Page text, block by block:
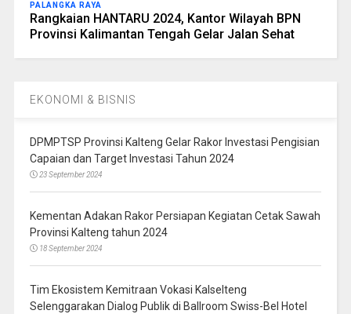
PALANGKA RAYA
Rangkaian HANTARU 2024, Kantor Wilayah BPN
Provinsi Kalimantan Tengah Gelar Jalan Sehat
EKONOMI & BISNIS
DPMPTSP Provinsi Kalteng Gelar Rakor Investasi Pengisian
Capaian dan Target Investasi Tahun 2024
23 September 2024
Kementan Adakan Rakor Persiapan Kegiatan Cetak Sawah
Provinsi Kalteng tahun 2024
18 September 2024
Tim Ekosistem Kemitraan Vokasi Kalselteng
Selenggarakan Dialog Publik di Ballroom Swiss-Bel Hotel